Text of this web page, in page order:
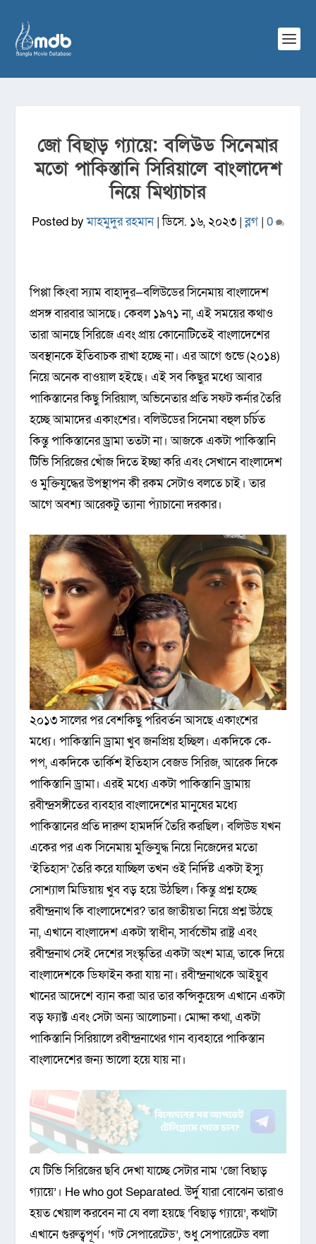
জো বিছাড় গ্যায়ে: বলিউড সিনেমার
মতো পাকিস্তানি সিরিয়ালে বাংলাদেশ
নিয়ে মিথ্যাচার
Posted byমাহমুদুর রহমান|ডিসে. ১৬, ২০২৩ |ব্লগ | 0
পিপ্পা কিংবা স্যাম বাহাদুর—বলিউডের সিনেমায় বাংলাদেশ
প্রসঙ্গ বারবার আসছে। কেবল ১৯৭১ না, এই সময়ের কথাও
তারা আনছে সিরিজে এবং প্রায় কোনোটিতেই বাংলাদেশের
অবস্থানকে ইতিবাচক রাখা হচ্ছে না। এর আগে গুন্ডে (২০১৪)
নিয়ে অনেক বাওয়াল হইছে। এই সব কিছুর মধ্যে আবার
পাকিস্তানের কিছু সিরিয়াল, অভিনেতার প্রতি সফট কর্নার তৈরি
হচ্ছে আমাদের একাংশের। বলিউডের সিনেমা বহুল চর্চিত
কিন্তু পাকিস্তানের ড্রামা ততটা না। আজকে একটা পাকিস্তানি
টিভি সিরিজের খোঁজ দিতে ইচ্ছা করি এবং সেখানে বাংলাদেশ
ও মুক্তিযুদ্ধের উপস্থাপন কী রকম সেটাও বলতে চাই। তার
আগে অবশ্য আরেকটু ত্যানা প্যাঁচানো দরকার।
২০১৩ সালের পর বেশকিছু পরিবর্তন আসছে একাংশের
মধ্যে। পাকিস্তানি ড্রামা খুব জনপ্রিয় হচ্ছিল। একদিকে কে-
পপ, একদিকে তার্কিশ ইতিহাস বেজড সিরিজ, আরেক দিকে
পাকিস্তানি ড্রামা। এরই মধ্যে একটা পাকিস্তানি ড্রামায়
রবীন্দ্রসঙ্গীতের ব্যবহার বাংলাদেশের মানুষের মধ্যে
পাকিস্তানের প্রতি দারুণ হামদর্দি তৈরি করছিল। বলিউড যখন
একের পর এক সিনেমায় মুক্তিযুদ্ধ নিয়ে নিজেদের মতো
‘ইতিহাস’ তৈরি করে যাচ্ছিল তখন ওই নির্দিষ্ট একটা ইস্যু
সোশ্যাল মিডিয়ায় খুব বড় হয়ে উঠছিল। কিন্তু প্রশ্ন হচ্ছে
রবীন্দ্রনাথ কি বাংলাদেশের? তার জাতীয়তা নিয়ে প্রশ্ন উঠছে
না, এখানে বাংলাদেশ একটা স্বাধীন, সার্বভৌম রাষ্ট্র এবং
রবীন্দ্রনাথ সেই দেশের সংস্কৃতির একটা অংশ মাত্র, তাকে দিয়ে
বাংলাদেশকে ডিফাইন করা যায় না। রবীন্দ্রনাথকে আইয়ুব
খানের আদেশে ব্যান করা আর তার কন্সিকুয়েন্স এখানে একটা
বড় ফ্যাক্ট এবং সেটা অন্য আলোচনা। মোদ্দা কথা, একটা
পাকিস্তানি সিরিয়ালে রবীন্দ্রনাথের গান ব্যবহারে পাকিস্তান
বাংলাদেশের জন্য ভালো হয়ে যায় না।
যে টিভি সিরিজের ছবি দেখা যাচ্ছে সেটার নাম ‘জো বিছাড়
গ্যায়ে’। He who got Separated. উর্দু যারা বোঝেন তারাও
হয়ত খেয়াল করবেন না যে বলা হয়ছে ‘বিছাড় গ্যায়ে’, কথাটা
এখানে গুরুত্বপূর্ণ। ‘গট সেপারেটেড’, শুধু সেপারেটেড বলা